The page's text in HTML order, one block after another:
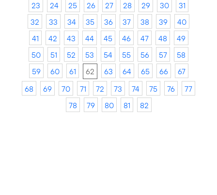
23
24 25 26 27 28 29 30
31
32
33 34 35 36 37 38 39
40
41
42 43 44 45 46 47 48
49
50
51 52 53 54 55 56 57
58
59
60 61 62 63 64 65 66
67
68
69 70 71 72 73 74 75 76
77
78
79 80 81 82